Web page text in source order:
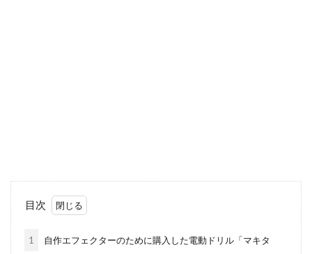
目次
1
自作エフェクターのために購入した電動ドリル「マキタ